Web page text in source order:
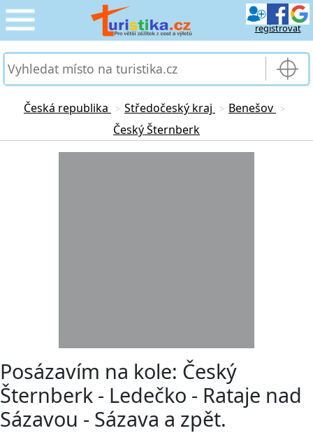
registrovat
CESTOVÁNÍ
SLUŽBY & DOPRAVA
›
Česká republika > Středočeský kraj > Benešov >
Český Šternberk
Posázavím na kole: Český
Šternberk - Ledečko - Rataje nad
Sázavou - Sázava a zpět.